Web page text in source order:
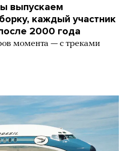
выпускаем
каждый участник
2000 года
момента — с треками